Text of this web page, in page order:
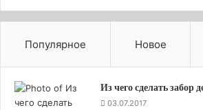
кабеля имеют идентичное
Кабель бронированный медный
частей, имеющих одинаковое
Популярное Новое
Из чего сделать забор
03.07.2017